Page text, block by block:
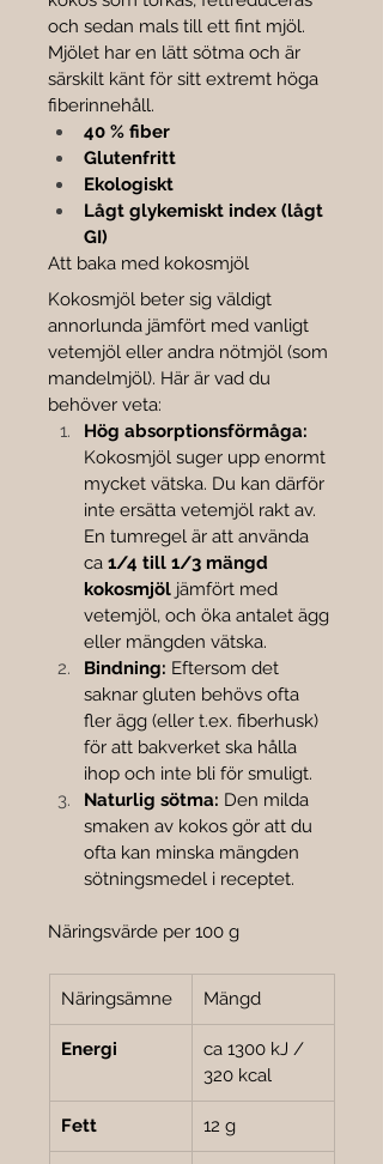
och sedan mals till ett fint mjöl.
Mjölet har en lätt sötma och är
särskilt känt för sitt extremt höga
fiberinnehåll.
40 % fiber
Glutenfritt
Ekologiskt
Lågt glykemiskt index (lågt
GI)
Att baka med kokosmjöl
Kokosmjöl beter sig väldigt
annorlunda jämfört med vanligt
vetemjöl eller andra nötmjöl (som
mandelmjöl). Här är vad du
behöver veta:
Hög absorptionsförmåga:
Kokosmjöl suger upp enormt
mycket vätska. Du kan därför
inte ersätta vetemjöl rakt av.
En tumregel är att använda
ca 1/4 till 1/3 mängd
kokosmjöl jämfört med
vetemjöl, och öka antalet ägg
eller mängden vätska.
Bindning: Eftersom det
saknar gluten behövs ofta
fler ägg (eller t.ex. fiberhusk)
för att bakverket ska hålla
ihop och inte bli för smuligt.
Naturlig sötma: Den milda
smaken av kokos gör att du
ofta kan minska mängden
sötningsmedel i receptet.
Näringsvärde per 100 g
Näringsämne Mängd
Energi
ca 1300 kJ /
320 kcal
Fett 12 g